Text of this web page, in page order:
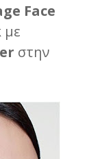
Face
με
στην